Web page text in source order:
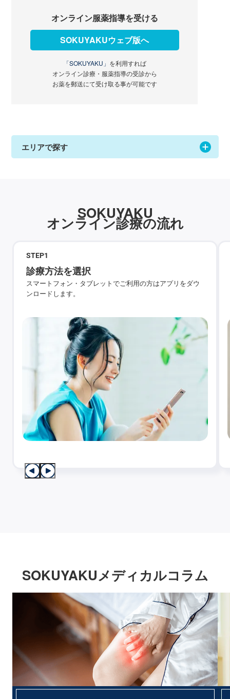
オンライン服薬指導を受ける
SOKUYAKUウェブ版へ
「SOKUYAKU」 を利用すれば
オンライン診療・服薬指導の受診から
お薬を郵送にて受け取る事が可能です
エリアで探す
SOKUYAKU
オンライン診療の流れ
STEP1
診療方法を選択
スマートフォン・タブレットでご利用の方はアプリをダウ
ンロードします。
SOKUYAKUメディカルコラム